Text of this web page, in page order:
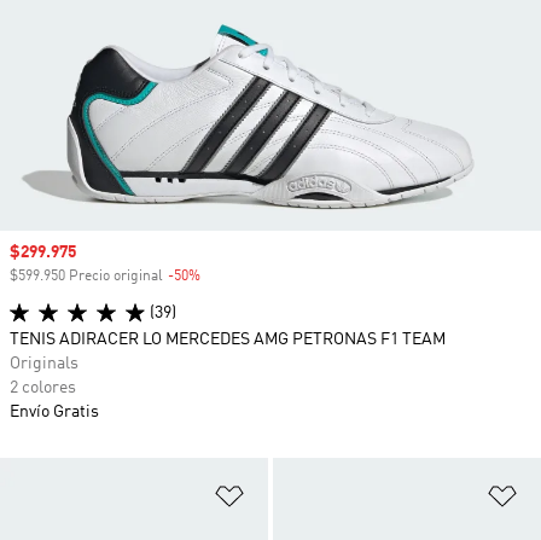
Precio de venta
$299.975
$599.950 Precio original -50%
(39)
TENIS ADIRACER LO MERCEDES AMG PETRONAS F1 TEAM
Originals
2 colores
Envío Gratis